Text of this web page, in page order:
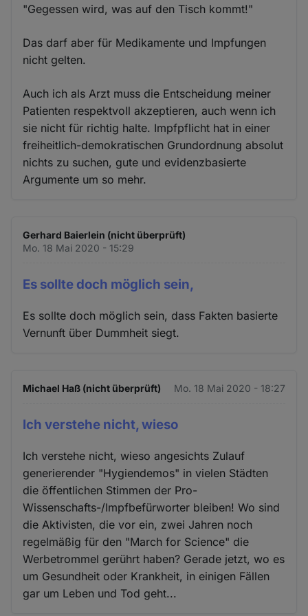
"Gegessen wird, was auf den Tisch kommt!"
Das darf aber für Medikamente und Impfungen
nicht gelten.
Auch ich als Arzt muss die Entscheidung meiner
Patienten respektvoll akzeptieren, auch wenn ich
sie nicht für richtig halte. Impfpflicht hat in einer
freiheitlich-demokratischen Grundordnung absolut
nichts zu suchen, gute und evidenzbasierte
Argumente um so mehr.
Gerhard Baierlein (nicht überprüft)
Mo. 18 Mai 2020 - 15:29
Es sollte doch möglich sein,
Es sollte doch möglich sein, dass Fakten basierte
Vernunft über Dummheit siegt.
Michael Haß (nicht überprüft) Mo. 18 Mai 2020 - 18:27
Ich verstehe nicht, wieso
Ich verstehe nicht, wieso angesichts Zulauf
generierender "Hygiendemos" in vielen Städten
die öffentlichen Stimmen der Pro-
Wissenschafts-/Impfbefürworter bleiben! Wo sind
die Aktivisten, die vor ein, zwei Jahren noch
regelmäßig für den "March for Science" die
Werbetrommel gerührt haben? Gerade jetzt, wo es
um Gesundheit oder Krankheit, in einigen Fällen
gar um Leben und Tod geht...